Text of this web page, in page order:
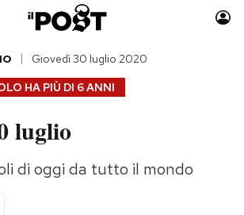
Auto
Consumismi
HA PIÙ DI 6 ANNI
Giovedì 30 luglio 2020
luglio
di oggi da tutto il mondo